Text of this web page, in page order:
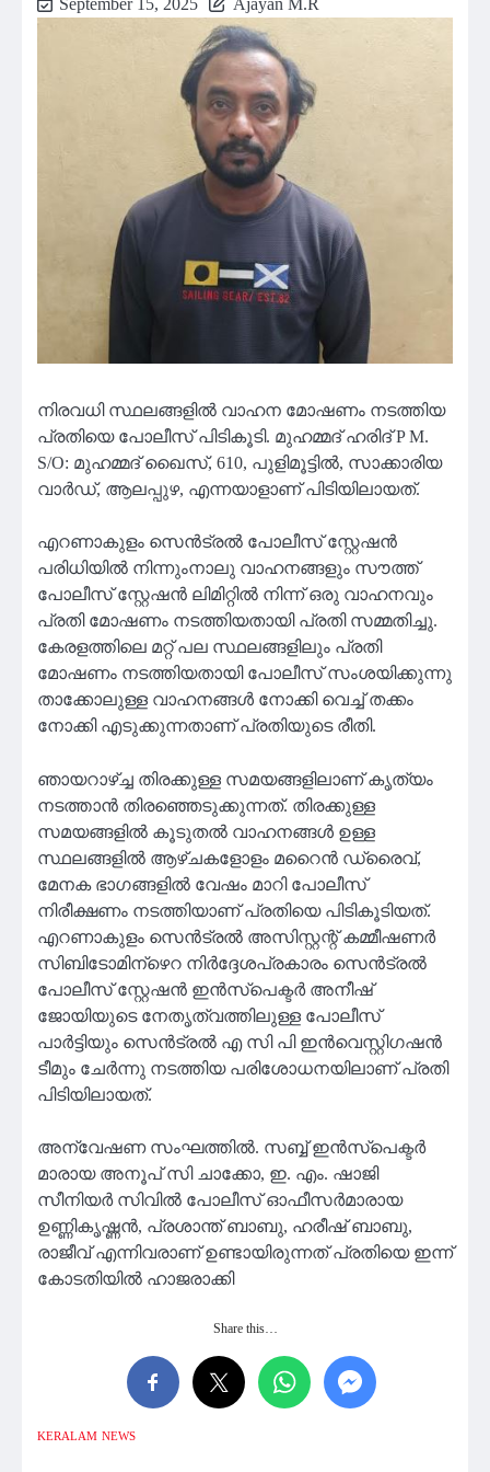
September 15, 2025 Ajayan M.R
നിരവധി സ്ഥലങ്ങളിൽ വാഹന മോഷണം നടത്തിയ
പ്രതിയെ പോലീസ് പിടികൂടി. മുഹമ്മദ്‌ ഹരിദ് P M.
S/O: മുഹമ്മദ്‌ ഖൈസ്, 610, പുളിമൂട്ടിൽ, സാക്കാരിയ
വാർഡ്, ആലപ്പുഴ, എന്നയാളാണ് പിടിയിലായത്.
എറണാകുളം സെൻട്രൽ പോലീസ് സ്റ്റേഷൻ
പരിധിയിൽ നിന്നുംനാലു വാഹനങ്ങളും സൗത്ത്
പോലീസ് സ്റ്റേഷൻ ലിമിറ്റിൽ നിന്ന് ഒരു വാഹനവും
പ്രതി മോഷണം നടത്തിയതായി പ്രതി സമ്മതിച്ചു.
കേരളത്തിലെ മറ്റ് പല സ്ഥലങ്ങളിലും പ്രതി
മോഷണം നടത്തിയതായി പോലീസ് സംശയിക്കുന്നു
താക്കോലുള്ള വാഹനങ്ങൾ നോക്കി വെച്ച് തക്കം
നോക്കി എടുക്കുന്നതാണ് പ്രതിയുടെ രീതി.
ഞായറാഴ്ച്ച തിരക്കുള്ള സമയങ്ങളിലാണ് കൃത്യം
നടത്താൻ തിരഞ്ഞെടുക്കുന്നത്. തിരക്കുള്ള
സമയങ്ങളിൽ കൂടുതൽ വാഹനങ്ങൾ ഉള്ള
സ്ഥലങ്ങളിൽ ആഴ്ചകളോളം മറൈൻ ഡ്രൈവ്,
മേനക ഭാഗങ്ങളിൽ വേഷം മാറി പോലീസ്
നിരീക്ഷണം നടത്തിയാണ് പ്രതിയെ പിടികൂടിയത്.
എറണാകുളം സെൻട്രൽ അസിസ്റ്റന്റ് കമ്മീഷണർ
സിബിടോമിന്ഴെറ നിർദ്ദേശപ്രകാരം സെൻട്രൽ
പോലീസ് സ്റ്റേഷൻ ഇൻസ്പെക്ടർ അനീഷ്
ജോയിയുടെ നേതൃത്വത്തിലുള്ള പോലീസ്
പാർട്ടിയും സെൻട്രൽ എ സി പി ഇൻവെസ്റ്റിഗഷൻ
ടീമും ചേർന്നു നടത്തിയ പരിശോധനയിലാണ് പ്രതി
പിടിയിലായത്.
അന്വേഷണ സംഘത്തിൽ. സബ്ബ് ഇൻസ്‌പെക്ടർ
മാരായ അനൂപ് സി ചാക്കോ, ഇ. എം. ഷാജി
സീനിയർ സിവിൽ പോലീസ് ഓഫീസർമാരായ
ഉണ്ണികൃഷ്ണൻ, പ്രശാന്ത് ബാബു, ഹരീഷ് ബാബു,
രാജീവ് എന്നിവരാണ് ഉണ്ടായിരുന്നത് പ്രതിയെ ഇന്ന്
കോടതിയിൽ ഹാജരാക്കി
Share this…
KERALAM NEWS